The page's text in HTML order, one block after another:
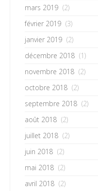
mars 2019 (2)
février 2019 (3)
janvier 2019 (2)
décembre 2018 (1)
novembre 2018 (2)
octobre 2018 (2)
septembre 2018 (2)
août 2018 (2)
juillet 2018 (2)
juin 2018 (2)
mai 2018 (2)
avril 2018 (2)